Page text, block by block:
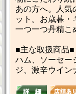
あの方へ。人気
ット。お歳暮
一つ一つ丹精こ
■主な取扱商品■
ハム、ソーセー
ジ、激辛ウイン